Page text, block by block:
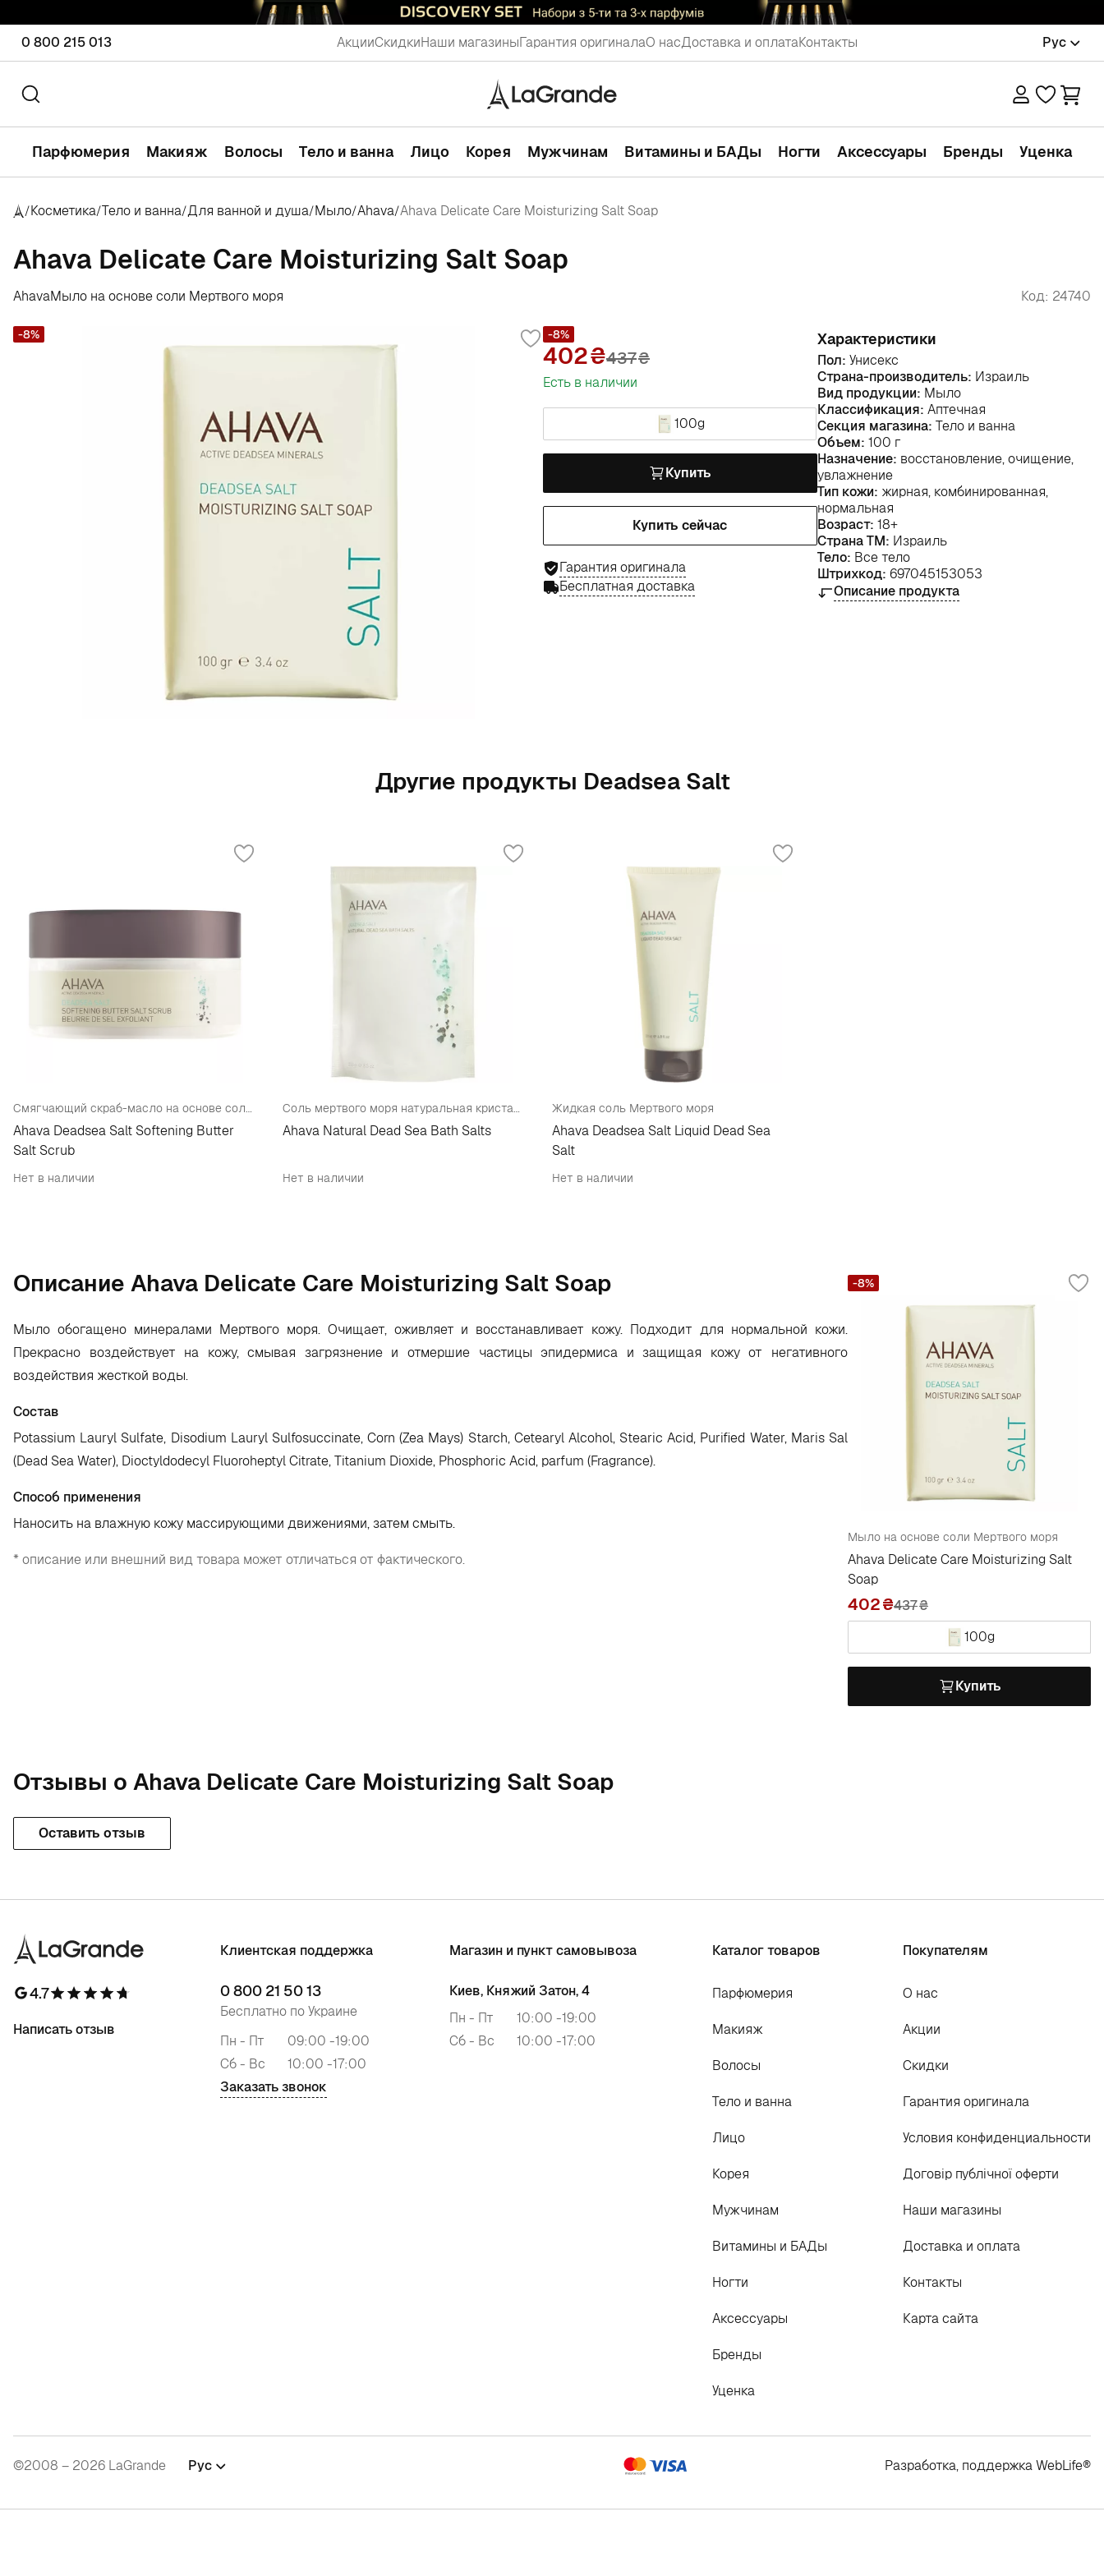
0 800 215 013 АкцииСкидкиНаши магазиныГарантия оригиналаО насДоставка и оплатаКонтакты Рус
Парфюмерия Макияж Волосы Тело и ванна Лицо Корея Мужчинам Витамины и БАДы Ногти Аксессуары Бренды Уценка
/Косметика/Тело и ванна/Для ванной и душа/Мыло/Ahava/Ahava Delicate Care Moisturizing Salt Soap
Ahava Delicate Care Moisturizing Salt Soap
AhavaМыло на основе соли Мертвого моря Код: 24740
-8% -8%
402 437₴
Есть в наличии
100g
Купить
Купить сейчас
Гарантия оригинала
Бесплатная доставка
Характеристики
Пол: Унисекс
Страна-производитель: Израиль
Вид продукции: Мыло
Классификация: Аптечная
Секция магазина: Тело и ванна
Объем: 100 г
Назначение: восстановление, очищение,
увлажнение
Тип кожи: жирная, комбинированная,
нормальная
Возраст: 18+
Страна ТМ: Израиль
Тело: Все тело
Штрихкод: 697045153053
Описание продукта
Другие продукты Deadsea Salt
Смягчающий скраб-масло на основе солей Мертвого моря
Ahava Deadsea Salt Softening Butter
Salt Scrub
Нет в наличии
Соль мертвого моря натуральная кристаллическая
Ahava Natural Dead Sea Bath Salts
Нет в наличии
Жидкая соль Мертвого моря
Ahava Deadsea Salt Liquid Dead Sea
Salt
Нет в наличии
Oписание Ahava Delicate Care Moisturizing Salt Soap
Мыло обогащено минералами Мертвого моря. Очищает, оживляет и восстанавливает кожу. Подходит для нормальной кожи.
Прекрасно воздействует на кожу, смывая загрязнение и отмершие частицы эпидермиса и защищая кожу от негативного
воздействия жесткой воды.
Состав
Potassium Lauryl Sulfate, Disodium Lauryl Sulfosuccinate, Corn (Zea Mays) Starch, Cetearyl Alcohol, Stearic Acid, Purified Water, Maris Sal
(Dead Sea Water), Dioctyldodecyl Fluoroheptyl Citrate, Titanium Dioxide, Phosphoric Acid, parfum (Fragrance).
Способ применения
Наносить на влажную кожу массирующими движениями, затем смыть.
* описание или внешний вид товара может отличаться от фактического.
Мыло на основе соли Мертвого моря
Ahava Delicate Care Moisturizing Salt
Soap
402 437₴
100g
Купить
-8%
Отзывы о Ahava Delicate Care Moisturizing Salt Soap
Оставить отзыв
4.7
Написать отзыв
Клиентская поддержка
0 800 21 50 13
Бесплатно по Украине
Пн - Пт
09:00 -19:00
Сб - Вс
10:00 -17:00
Заказать звонок
Магазин и пункт самовывоза
Киев, Княжий Затон, 4
Пн - Пт
10:00 -19:00
Сб - Вс
10:00 -17:00
Каталог товаров
Парфюмерия
Макияж
Волосы
Тело и ванна
Лицо
Корея
Мужчинам
Витамины и БАДы
Ногти
Аксессуары
Бренды
Уценка
Покупателям
О нас
Акции
Скидки
Гарантия оригинала
Условия конфиденциальности
Договір публічної оферти
Наши магазины
Доставка и оплата
Контакты
Карта сайта
©2008 – 2026 LaGrande Рус Разработка, поддержкаWebLife®